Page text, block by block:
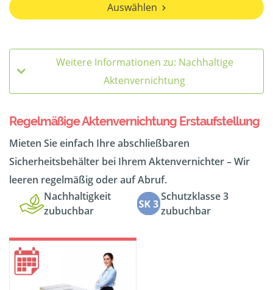
Auswählen
Weitere Informationen zu: Nachhaltige
Aktenvernichtung
Regelmäßige Aktenvernichtung Erstaufstellung
Mieten Sie einfach Ihre abschließbaren
Sicherheitsbehälter bei Ihrem Aktenvernichter – Wir
leeren regelmäßig oder auf Abruf.
Nachhaltigkeit
zubuchbar
Schutzklasse 3
zubuchbar